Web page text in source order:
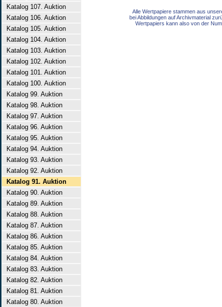
Katalog 107. Auktion
Katalog 106. Auktion
Katalog 105. Auktion
Katalog 104. Auktion
Katalog 103. Auktion
Katalog 102. Auktion
Katalog 101. Auktion
Katalog 100. Auktion
Katalog 99. Auktion
Katalog 98. Auktion
Katalog 97. Auktion
Katalog 96. Auktion
Katalog 95. Auktion
Katalog 94. Auktion
Katalog 93. Auktion
Katalog 92. Auktion
Katalog 91. Auktion
Katalog 90. Auktion
Katalog 89. Auktion
Katalog 88. Auktion
Katalog 87. Auktion
Katalog 86. Auktion
Katalog 85. Auktion
Katalog 84. Auktion
Katalog 83. Auktion
Katalog 82. Auktion
Katalog 81. Auktion
Katalog 80. Auktion
Alle Wertpapiere stammen aus
bei Abbildungen auf Archivmaterial
Wertpapiers kann also von der